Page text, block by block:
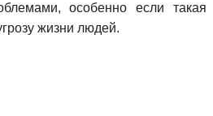
особенно если такая
жизни людей.